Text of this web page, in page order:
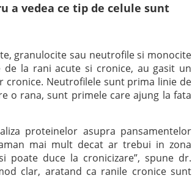
a vedea ce tip de celule sunt
granulocite sau neutrofile si monocite
de la rani acute si cronice, au gasit un
cronice. Neutrofilele sunt prima linie de
o rana, sunt primele care ajung la fata
proteinelor asupra pansamentelor
mai mult decat ar trebui in zona
poate duce la cronicizare”, spune dr.
clar, aratand ca ranile cronice sunt